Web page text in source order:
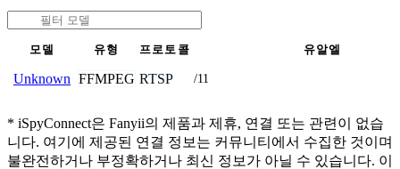
모델 유형 프로토콜 유알엘
Unknown FFMPEG RTSP /11
* iSpyConnect은 Fanyii의 제품과 제휴, 연결 또는 관련이 없습
니다. 여기에 제공된 연결 정보는 커뮤니티에서 수집한 것이며
불완전하거나 부정확하거나 최신 정보가 아닐 수 있습니다. 이